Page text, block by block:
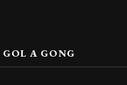
A GONG